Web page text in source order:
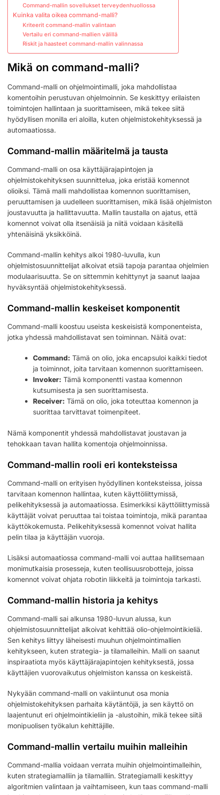
Command-mallin sovellukset terveydenhuollossa
Kuinka valita oikea command-malli?
Kriteerit command-mallin valintaan
Vertailu eri command-mallien välillä
Riskit ja haasteet command-mallin valinnassa
Mikä on command-malli?
Command-malli on ohjelmointimalli, joka mahdollistaa
komentoihin perustuvan ohjelmoinnin. Se keskittyy erilaisten
toimintojen hallintaan ja suorittamiseen, mikä tekee siitä
hyödyllisen monilla eri aloilla, kuten ohjelmistokehityksessä ja
automaatiossa.
Command-mallin määritelmä ja tausta
Command-malli on osa käyttäjärajapintojen ja
ohjelmistokehityksen suunnittelua, joka eristää komennot
olioiksi. Tämä malli mahdollistaa komennon suorittamisen,
peruuttamisen ja uudelleen suorittamisen, mikä lisää ohjelmiston
joustavuutta ja hallittavuutta. Mallin taustalla on ajatus, että
komennot voivat olla itsenäisiä ja niitä voidaan käsitellä
yhtenäisinä yksikköinä.
Command-mallin kehitys alkoi 1980-luvulla, kun
ohjelmistosuunnittelijat alkoivat etsiä tapoja parantaa ohjelmien
modulaarisuutta. Se on sittemmin kehittynyt ja saanut laajaa
hyväksyntää ohjelmistokehityksessä.
Command-mallin keskeiset komponentit
Command-malli koostuu useista keskeisistä komponenteista,
jotka yhdessä mahdollistavat sen toiminnan. Näitä ovat:
Command: Tämä on olio, joka encapsuloi kaikki tiedot
ja toiminnot, joita tarvitaan komennon suorittamiseen.
Invoker: Tämä komponentti vastaa komennon
kutsumisesta ja sen suorittamisesta.
Receiver: Tämä on olio, joka toteuttaa komennon ja
suorittaa tarvittavat toimenpiteet.
Nämä komponentit yhdessä mahdollistavat joustavan ja
tehokkaan tavan hallita komentoja ohjelmoinnissa.
Command-mallin rooli eri konteksteissa
Command-malli on erityisen hyödyllinen konteksteissa, joissa
tarvitaan komennon hallintaa, kuten käyttöliittymissä,
pelikehityksessä ja automaatiossa. Esimerkiksi käyttöliittymissä
käyttäjät voivat peruuttaa tai toistaa toimintoja, mikä parantaa
käyttökokemusta. Pelikehityksessä komennot voivat hallita
pelin tilaa ja käyttäjän vuoroja.
Lisäksi automaatiossa command-malli voi auttaa hallitsemaan
monimutkaisia prosesseja, kuten teollisuusrobotteja, joissa
komennot voivat ohjata robotin liikkeitä ja toimintoja tarkasti.
Command-mallin historia ja kehitys
Command-malli sai alkunsa 1980-luvun alussa, kun
ohjelmistosuunnittelijat alkoivat kehittää olio-ohjelmointikieliä.
Sen kehitys liittyy läheisesti muuhun ohjelmointimallien
kehitykseen, kuten strategia- ja tilamalleihin. Malli on saanut
inspiraatiota myös käyttäjärajapintojen kehityksestä, jossa
käyttäjien vuorovaikutus ohjelmiston kanssa on keskeistä.
Nykyään command-malli on vakiintunut osa monia
ohjelmistokehityksen parhaita käytäntöjä, ja sen käyttö on
laajentunut eri ohjelmointikieliin ja -alustoihin, mikä tekee siitä
monipuolisen työkalun kehittäjille.
Command-mallin vertailu muihin malleihin
Command-mallia voidaan verrata muihin ohjelmointimalleihin,
kuten strategiamalliin ja tilamalliin. Strategiamalli keskittyy
algoritmien valintaan ja vaihtamiseen, kun taas command-malli